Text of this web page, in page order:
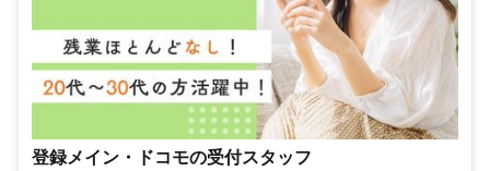
登録メイン・ドコモの受付スタッフ